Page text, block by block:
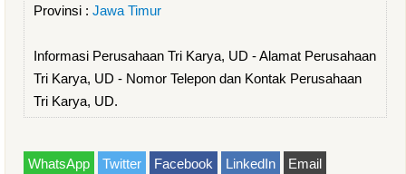
Provinsi : Jawa Timur
Informasi Perusahaan Tri Karya, UD - Alamat Perusahaan
Tri Karya, UD - Nomor Telepon dan Kontak Perusahaan
Tri Karya, UD.
WhatsApp Twitter Facebook LinkedIn Email